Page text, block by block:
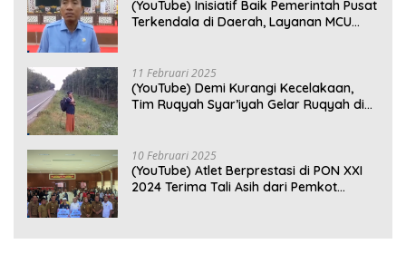
(YouTube) Inisiatif Baik Pemerintah Pusat
Terkendala di Daerah, Layanan MCU
11 Februari 2025
(YouTube) Demi Kurangi Kecelakaan,
Tim Ruqyah Syar’iyah Gelar Ruqyah di
10 Februari 2025
(YouTube) Atlet Berprestasi di PON XXI
2024 Terima Tali Asih dari Pemkot